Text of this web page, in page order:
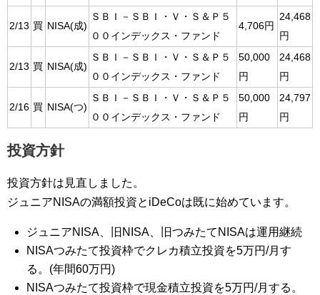
2/13 買 NISA(成)
ＳＢＩ－ＳＢＩ・Ｖ・Ｓ＆Ｐ５
００インデックス・ファンド
4,706円
24,468
円
2/13 買 NISA(成)
ＳＢＩ－ＳＢＩ・Ｖ・Ｓ＆Ｐ５
００インデックス・ファンド
50,000
円
24,468
円
2/16 買 NISA(つ)
ＳＢＩ－ＳＢＩ・Ｖ・Ｓ＆Ｐ５
００インデックス・ファンド
50,000
円
24,797
円
投資方針
投資方針は見直しました。
ジュニアNISAの満額投資とiDeCoは既に始めています。
ジュニアNISA、旧NISA、旧つみたてNISAは運用継続
NISAつみたて投資枠でクレカ積立投資を5万円/月す
る。(年間60万円)
NISAつみたて投資枠で現金積立投資を5万円/月する。